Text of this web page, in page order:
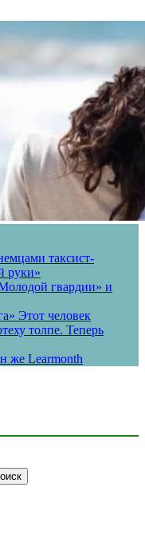
таксист-
руки»
гвардии» и
Этот человек
толпе. Теперь
же Learmonth